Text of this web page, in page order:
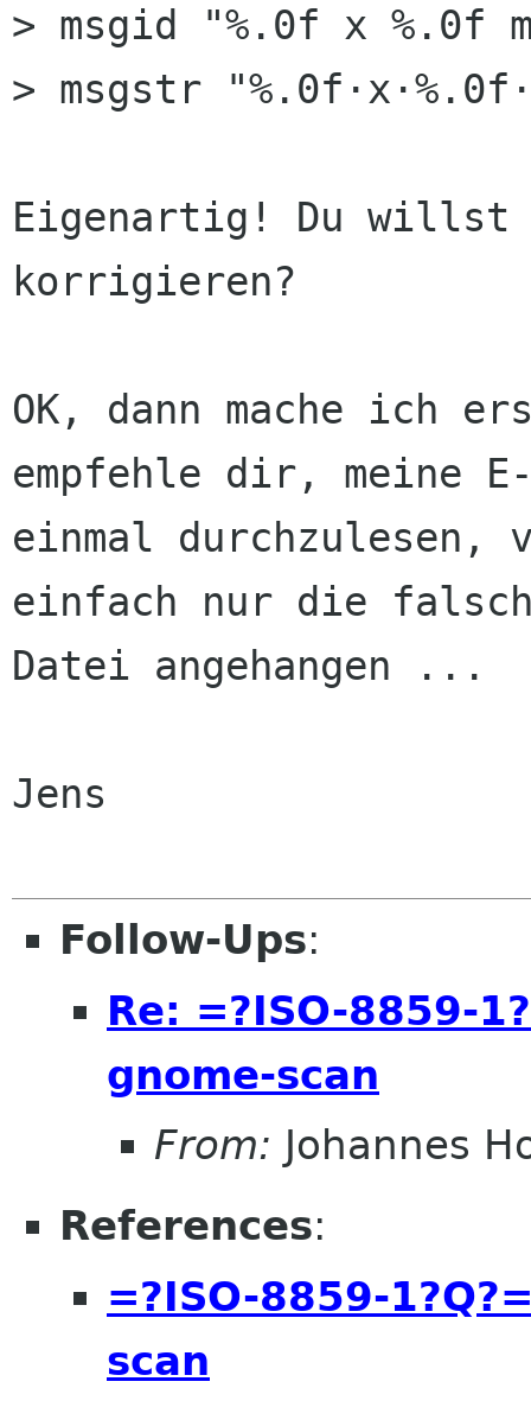
> msgid "%.0f x %.0f
> msgstr
Eigenartig! Du willst
korrigieren?
OK, dann mache ich
empfehle dir, meine
einmal
einfach nur die
Datei angehangen ...
Jens
Follow-Ups:
Re: =?ISO-8859-
gnome-scan
From: Johannes
References:
=?ISO-8859-
scan